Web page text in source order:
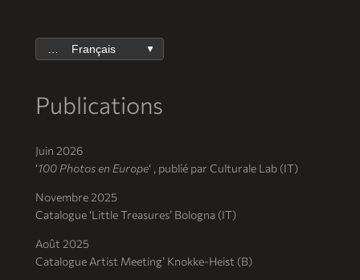
Français ▼
Publications
Juin 2026
‘100 Photos en Europe‘ , publié par Culturale Lab (IT)
Novembre 2025
Catalogue ‘Little Treasures’ Bologna (IT)
Août 2025
Catalogue Artist Meeting’ Knokke-Heist (B)